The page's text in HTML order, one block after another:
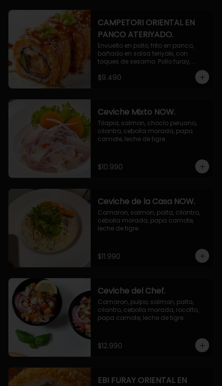
CAMPETORI ORIENTAL EN
PANCO ATERIYADO.
Envuelto en pollo, frito en panco,
bañado en salsa teriyaki, con
toques de sesamo. Pollo furay,
queso, champiñon furay, cebollin.
$9.490
Ceviche Mixto NOW.
Tilapia, salmon, choclo peruano,
cilantro, cebolla morada, papa
camote, leche de tigre.
$10.990
Ceviche de la Casa NOW.
Camaron, salmon, palta, cilantro,
cebolla morada, papa camote,
leche de tigre.
$11.990
Ceviche del Chef.
Camaron, pulpo, salmon, palta,
cilantro, cebolla morada, rocotto,
papa camote, leche de tigre.
$12.990
EBI FURAY ORIENTAL EN